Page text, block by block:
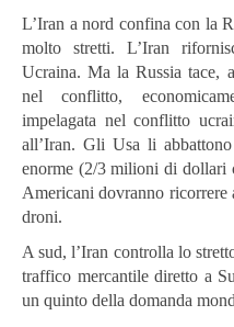
L’Iran a nord confina con la
molto stretti. L’Iran
Ucraina. Ma la Russia tace,
nel conflitto,
impelagata nel conflitto
all’Iran. Gli Usa li
enorme (2/3 milioni di
Americani dovranno ricorrere
droni.
A sud, l’Iran controlla lo
traffico mercantile diretto a
un quinto della domanda